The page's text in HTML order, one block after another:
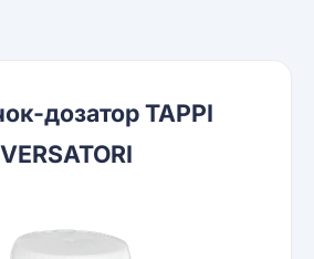
дозатор TAPPI
VERSATORI